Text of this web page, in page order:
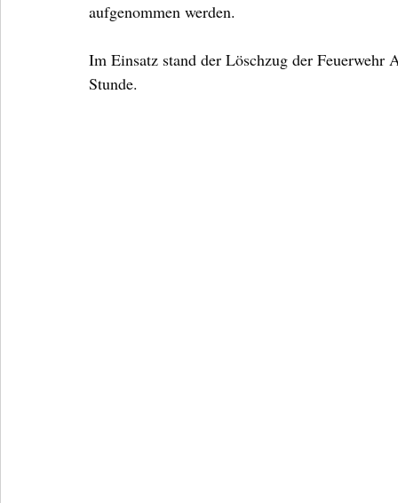
aufgenommen werden.
Im Einsatz stand der Löschzug der
Stunde.